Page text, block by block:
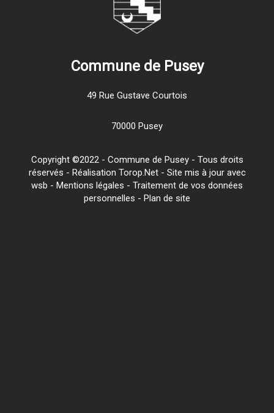
Commune de Pusey
49 Rue Gustave Courtois
70000 Pusey
Copyright ©2022 - Commune de Pusey - Tous droits
réservés - Réalisation Torop.Net - Site mis à jour avec
wsb - Mentions légales - Traitement de vos données
personnelles - Plan de site